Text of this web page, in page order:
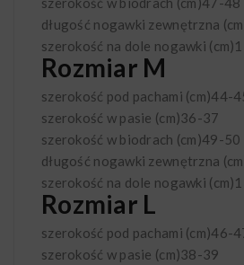
długość nogawki zewnętrzna
szerokość na dole nogawki (cm)
Rozmiar M
szerokość pod pachami (cm)44-
szerokość w pasie (cm)36-37
szerokość w biodrach (cm)49-50
długość nogawki zewnętrzna
szerokość na dole nogawki (cm)
Rozmiar L
szerokość pod pachami (cm)46-
szerokość w pasie (cm)38-39